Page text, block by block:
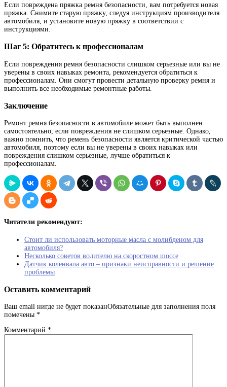
Если повреждена пряжка ремня безопасности, вам потребуется новая
пряжка. Снимите старую пряжку, следуя инструкциям производителя
автомобиля, и установите новую пряжку в соответствии с
инструкциями.
Шаг 5: Обратитесь к профессионалам
Если повреждения ремня безопасности слишком серьезные или вы не
уверены в своих навыках ремонта, рекомендуется обратиться к
профессионалам. Они смогут провести детальную проверку ремня и
выполнить все необходимые ремонтные работы.
Заключение
Ремонт ремня безопасности в автомобиле может быть выполнен
самостоятельно, если повреждения не слишком серьезные. Однако,
важно помнить, что ремень безопасности является критической частью
автомобиля, поэтому если вы не уверены в своих навыках или
повреждения слишком серьезные, лучше обратиться к
профессионалам.
Читатели рекомендуют:
Стоит ли использовать моторные масла с молибденом для
автомобиля?
Несколько советов водителю на скоростном шоссе
Датчик коленвала авто – признаки неисправности и решение
проблемы
Оставить комментарий
Ваш email нигде не будет показанОбязательные для заполнения поля
помечены *
Комментарий *